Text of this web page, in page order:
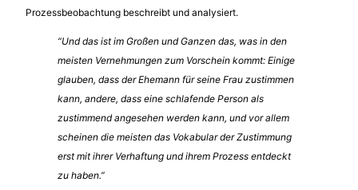
Prozessbeobachtung beschreibt und analysiert.
“Und das ist im Großen und Ganzen das, was in den
meisten Vernehmungen zum Vorschein kommt: Einige
glauben, dass der Ehemann für seine Frau zustimmen
kann, andere, dass eine schlafende Person als
zustimmend angesehen werden kann, und vor allem
scheinen die meisten das Vokabular der Zustimmung
erst mit ihrer Verhaftung und ihrem Prozess entdeckt
zu haben.”